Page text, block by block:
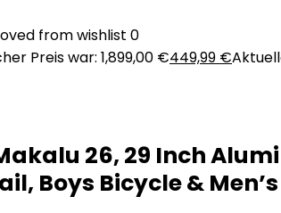
from wishlist 0
Preis war: 1,899,00 €449,99 €
26, 29 Inch
Boys Bicycle &